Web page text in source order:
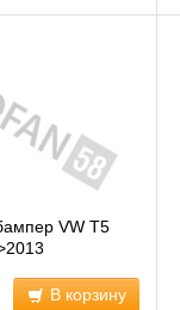
VW T5
В корзину